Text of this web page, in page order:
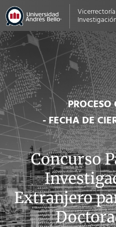
- FECHA DE
Concurso
Extranjero